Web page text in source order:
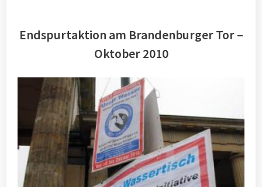
Endspurtaktion am Brandenburger Tor –
Oktober 2010